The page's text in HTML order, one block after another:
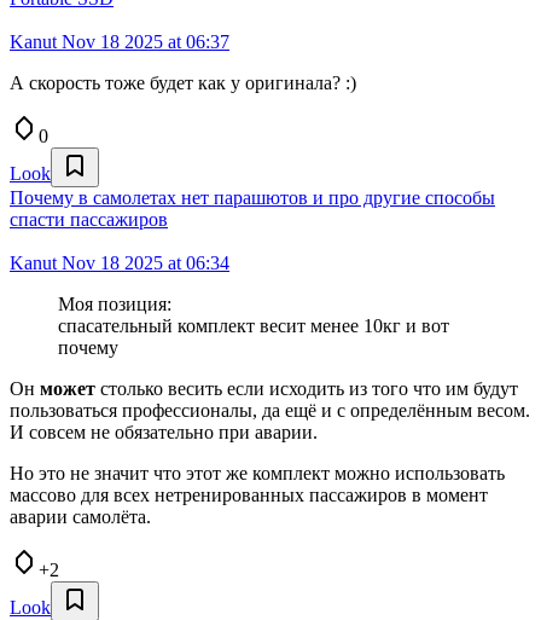
Kanut Nov 18 2025 at 06:37
А скорость тоже будет как у оригинала? :)
0
Look
Почему в самолетах нет парашютов и про другие способы
спасти пассажиров
Kanut Nov 18 2025 at 06:34
Моя позиция:
спасательный комплект весит менее 10кг и вот
почему
Он может столько весить если исходить из того что им будут
пользоваться профессионалы, да ещё и с определённым весом.
И совсем не обязательно при аварии.
Но это не значит что этот же комплект можно использовать
массово для всех нетренированных пассажиров в момент
аварии самолёта.
+2
Look